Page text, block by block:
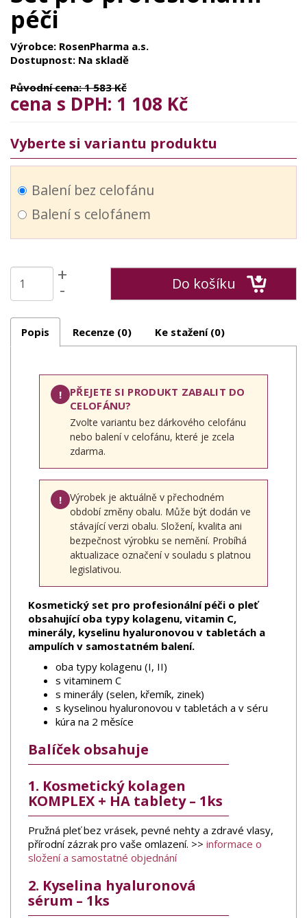
péči
Výrobce: RosenPharma a.s.
Dostupnost: Na skladě
Původní cena: 1 583 Kč
cena s DPH: 1 108 Kč
Vyberte si variantu produktu
Balení bez celofánu
Balení s celofánem
+
- Do košíku
Popis Recenze (0) Ke stažení (0)
!
PŘEJETE SI PRODUKT ZABALIT DO
CELOFÁNU?
Zvolte variantu bez dárkového celofánu
nebo balení v celofánu, které je zcela
zdarma.
!
Výrobek je aktuálně v přechodném
období změny obalu. Může být dodán ve
stávající verzi obalu. Složení, kvalita ani
bezpečnost výrobku se nemění. Probíhá
aktualizace označení v souladu s platnou
legislativou.
Kosmetický set pro profesionální péči o pleť
obsahující oba typy kolagenu, vitamin C,
minerály, kyselinu hyaluronovou v tabletách a
ampulích v samostatném balení.
oba typy kolagenu (I, II)
s vitaminem C
s minerály (selen, křemík, zinek)
s kyselinou hyaluronovou v tabletách a v séru
kúra na 2 měsíce
Balíček obsahuje
1. Kosmetický kolagen
KOMPLEX + HA tablety – 1ks
Pružná pleť bez vrásek, pevné nehty a zdravé vlasy,
přírodní zázrak pro vaše omlazení. >> informace o
složení a samostatné objednání
2. Kyselina hyaluronová
sérum – 1ks